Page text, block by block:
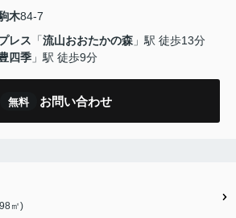
木84-7
レス 「流山おおたかの森 」駅 徒歩13分
四季 」駅 徒歩9分
無料 お問い合わせ
㎡)